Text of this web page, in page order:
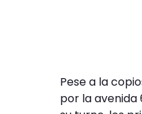
Pese a la
por la avenida